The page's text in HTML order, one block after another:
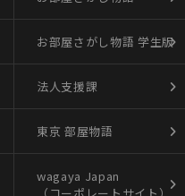
お部屋さがし物語 学生版
法人支援課
東京 部屋物語
wagaya Japan